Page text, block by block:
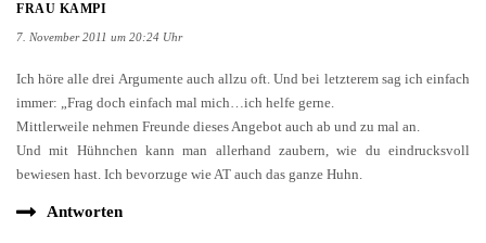
FRAU KAMPI
7. November 2011 um 20:24 Uhr
Ich höre alle drei Argumente auch allzu oft. Und bei letzterem sag ich einfach
immer: „Frag doch einfach mal mich…ich helfe gerne.
Mittlerweile nehmen Freunde dieses Angebot auch ab und zu mal an.
Und mit Hühnchen kann man allerhand zaubern, wie du eindrucksvoll
bewiesen hast. Ich bevorzuge wie AT auch das ganze Huhn.
Antworten